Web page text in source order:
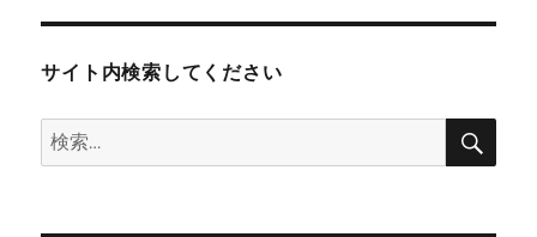
サイト内検索してください
検
索:
検